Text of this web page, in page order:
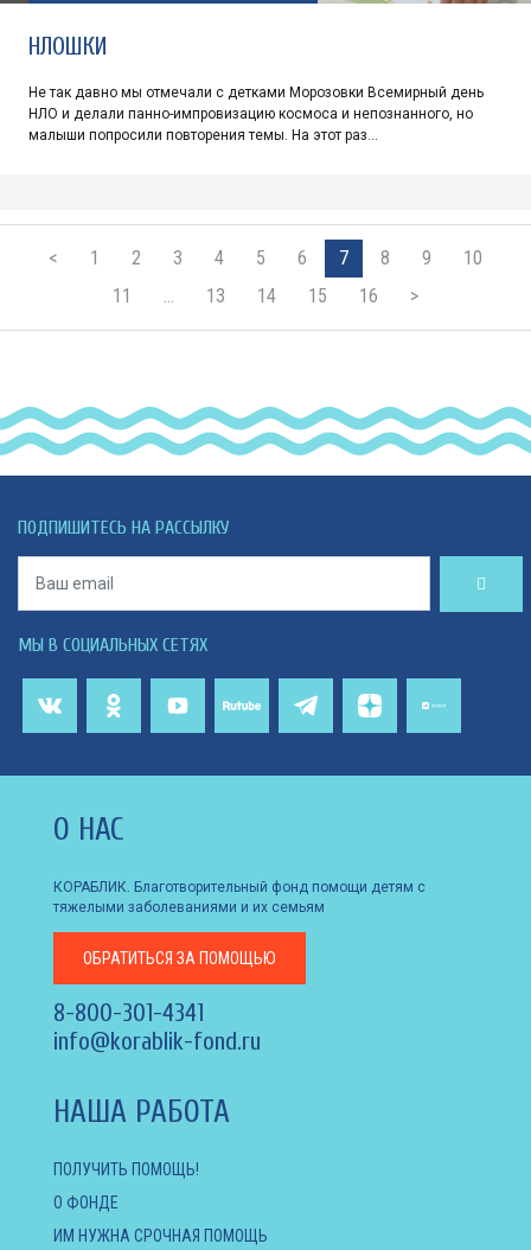
НЛОШКИ
Не так давно мы отмечали с детками Морозовки Всемирный день
НЛО и делали панно-импровизацию космоса и непознанного, но
малыши попросили повторения темы. На этот раз…
< 1 2 3 4 5 6 7 8 9
10
11
… 13 14 15 16 >
ПОДПИШИТЕСЬ НА РАССЫЛКУ
МЫ В СОЦИАЛЬНЫХ СЕТЯХ
О НАС
КОРАБЛИК. Благотворительный фонд помощи детям с
тяжелыми заболеваниями и их семьям
ОБРАТИТЬСЯ ЗА ПОМОЩЬЮ
8-800-301-4341
info@korablik-fond.ru
НАША РАБОТА
ПОЛУЧИТЬ ПОМОЩЬ!
О ФОНДЕ
ИМ НУЖНА СРОЧНАЯ ПОМОЩЬ